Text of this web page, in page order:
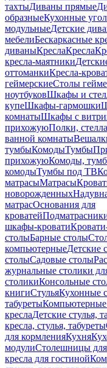
тахтыДиваны прямые
образныеКухонные
модульныеДетские
мебелиБескаркасные
диваныКреслаКресла
кресла-маятники
оттоманкиКресла-
геймерскиеСтолы
ноутбуковШкафы и
купеШкафы-гармошки
комнатыШкафы с
прихожуюПолки,
ванной комнаты
тумбыКомодыТумбы
прихожуюКомоды,
комодыТумбы под ТВ
матрасыМатрасы
новорожденных
матрасОснования для
кроватей
шкафы-кровати
столыБарные столы
компьютерныеДетские
столыСадовые столы
журнальные столики
столикиКонсольные
книгиСтульяКухонные
табуретыКомпьютерные
креслаДетские стулья,
кресла, стулья, табуреты
для кормленияКухня
модулиСтолешницы
кресла для гостиной